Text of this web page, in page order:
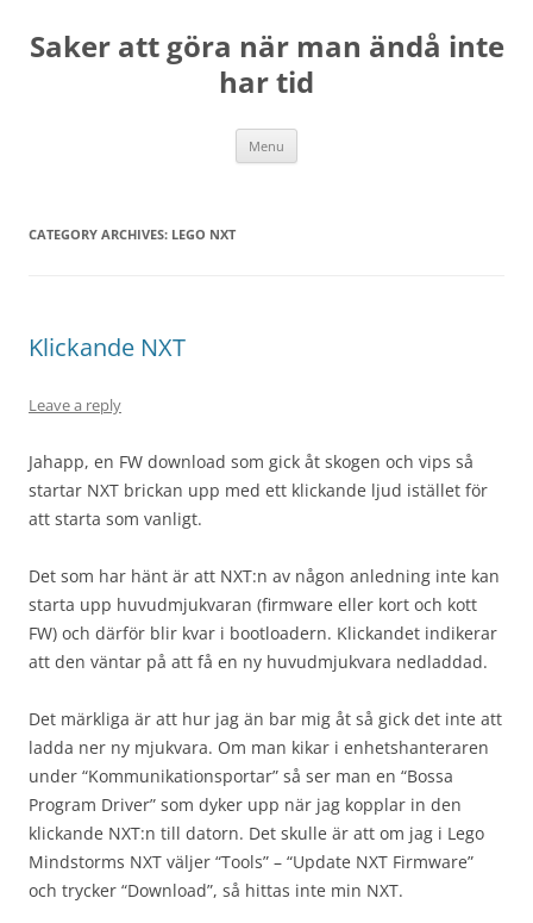
content
Saker att göra när man ändå inte
har tid
Menu
CATEGORY ARCHIVES: LEGO NXT
Klickande NXT
Leave a reply
Jahapp, en FW download som gick åt skogen och vips så
startar NXT brickan upp med ett klickande ljud istället för
att starta som vanligt.
Det som har hänt är att NXT:n av någon anledning inte kan
starta upp huvudmjukvaran (firmware eller kort och kott
FW) och därför blir kvar i bootloadern. Klickandet indikerar
att den väntar på att få en ny huvudmjukvara nedladdad.
Det märkliga är att hur jag än bar mig åt så gick det inte att
ladda ner ny mjukvara. Om man kikar i enhetshanteraren
under “Kommunikationsportar” så ser man en “Bossa
Program Driver” som dyker upp när jag kopplar in den
klickande NXT:n till datorn. Det skulle är att om jag i Lego
Mindstorms NXT väljer “Tools” – “Update NXT Firmware”
och trycker “Download”, så hittas inte min NXT.